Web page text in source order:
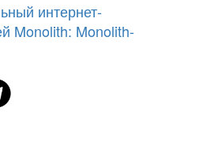
интернет-
Monolith: Monolith-